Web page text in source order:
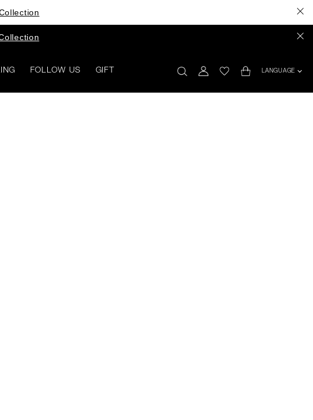
FOLLOW US GIFT LANGUAGE